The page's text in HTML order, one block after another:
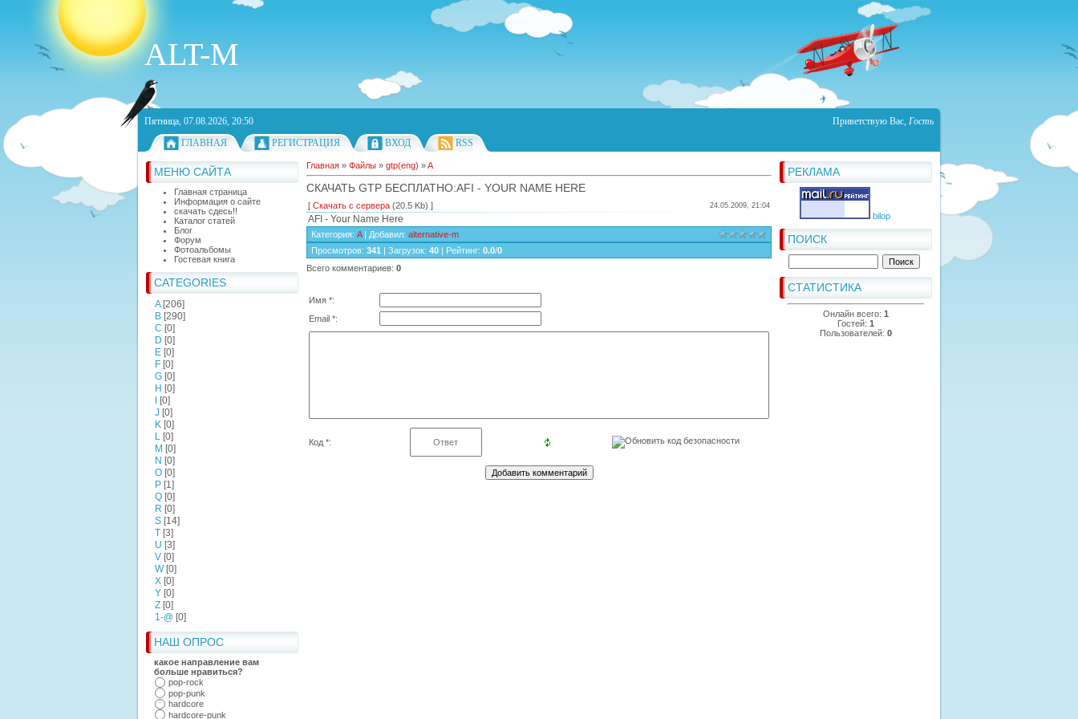
ALT-M
Пятница, 07.08.2026, 20:50 Приветствую Вас, Гость
ГЛАВНАЯ
РЕГИСТРАЦИЯ ВХОД RSS
МЕНЮ САЙТА
Главная страница
Информация о сайте
скачать сдесь!!
Каталог статей
Блог
Форум
Фотоальбомы
Гостевая книга
CATEGORIES
A [206]
B [290]
C [0]
D [0]
E [0]
F [0]
G [0]
H [0]
[0]
J [0]
K [0]
L [0]
M [0]
N [0]
O [0]
P [1]
Q [0]
R [0]
S [14]
T [3]
U [3]
V [0]
W [0]
X [0]
Y [0]
Z [0]
1-@ [0]
НАШ ОПРОС
какое направление вам
больше нравиться?
pop-rock
pop-punk
hardcore
hardcore-punk
РЕКЛАМА
bilop
ПОИСК
СТАТИСТИКА
Онлайн всего: 1
Гостей: 1
Пользователей: 0
Главная » Файлы » gtp(eng) »A
СКАЧАТЬ GTP БЕСПЛАТНО:AFI - YOUR NAME HERE
[ Скачать с сервера (20.5 Kb) ] 24.05.2009, 21:04
AFI - Your Name Here
Категория: A| Добавил: alternative-m
Просмотров: 341 | Загрузок: 40 | Рейтинг: 0.0/0
Всего комментариев: 0
Имя *:
Email *:
Код *: